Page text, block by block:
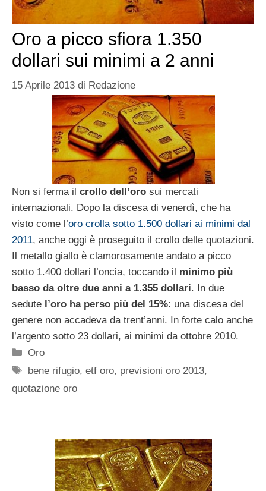
Oro a picco sfiora 1.350
dollari sui minimi a 2 anni
15 Aprile 2013 di Redazione
Non si ferma il crollo dell’oro sui mercati
internazionali. Dopo la discesa di venerdì, che ha
visto come l’oro crolla sotto 1.500 dollari ai minimi dal
2011, anche oggi è proseguito il crollo delle quotazioni.
Il metallo giallo è clamorosamente andato a picco
sotto 1.400 dollari l’oncia, toccando il minimo più
basso da oltre due anni a 1.355 dollari. In due
sedute l’oro ha perso più del 15%: una discesa del
genere non accadeva da trent’anni. In forte calo anche
l’argento sotto 23 dollari, ai minimi da ottobre 2010.
Categorie
Oro
Tag
bene rifugio,etf oro, previsioni oro 2013,
quotazione oro